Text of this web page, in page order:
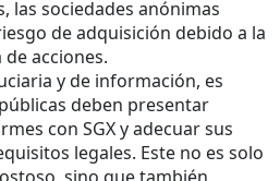
las sociedades anónimas
de adquisición debido a la
acciones.
y de información, es
deben presentar
con SGX y adecuar sus
legales. Este no es solo